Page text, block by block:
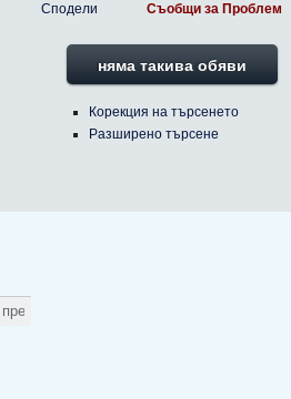
Сподели Съобщи за Проблем
няма такива обяви
Корекция на търсенето
Разширено търсене